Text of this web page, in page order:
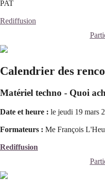
PAT
Rediffusion
Calendrier des
Matériel techno - Quoi
Date et heure : le jeudi 19 mars
Formateurs : Me François
Rediffusion